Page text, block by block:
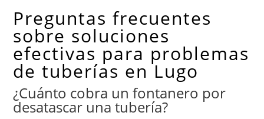
Preguntas frecuentes
sobre soluciones
efectivas para problemas
de tuberías en Lugo
¿Cuánto cobra un fontanero por
desatascar una tubería?